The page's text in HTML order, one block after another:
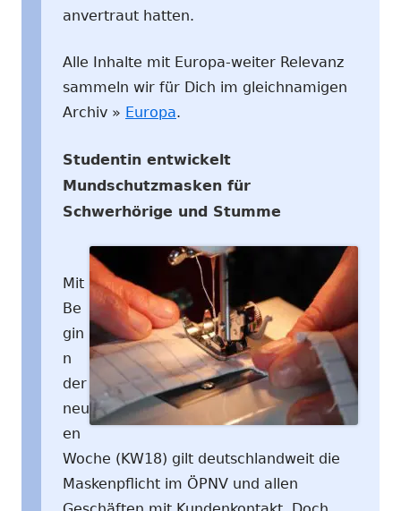
anvertraut hatten.
Alle Inhalte mit Europa-weiter Relevanz
sammeln wir für Dich im gleichnamigen
Archiv » Europa.
Studentin entwickelt
Mundschutzmasken für
Schwerhörige und Stumme
Mit
Be
gin
n
der
neu
en
Woche (KW18) gilt deutschlandweit die
Maskenpflicht im ÖPNV und allen